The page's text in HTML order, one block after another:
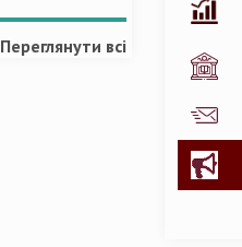
Переглянути всі